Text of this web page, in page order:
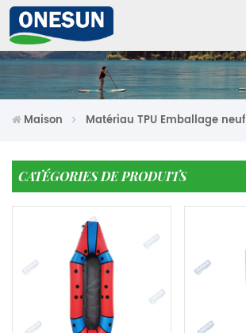
Maison Matériau TPU Emballage neuf
CATÉGORIES DE PRODUITS